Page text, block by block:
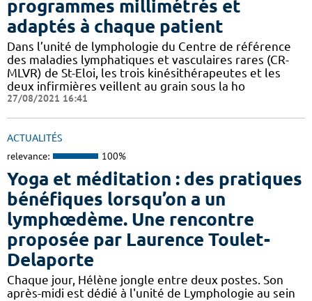
programmes millimétrés et
adaptés à chaque patient
Dans l’unité de lymphologie du Centre de référence
des maladies lymphatiques et vasculaires rares (CR-
MLVR) de St-Eloi, les trois kinésithérapeutes et les
deux infirmières veillent au grain sous la ho
27/08/2021 16:41
ACTUALITÉS
relevance: 100%
Yoga et méditation : des pratiques
bénéfiques lorsqu’on a un
lymphœdème. Une rencontre
proposée par Laurence Toulet-
Delaporte
Chaque jour, Hélène jongle entre deux postes. Son
après-midi est dédié à l'unité de Lymphologie au sein